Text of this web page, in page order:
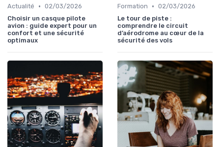
Actualité • 02/03/2026
Choisir un casque pilote
avion : guide expert pour un
confort et une sécurité
optimaux
Formation • 02/03/2026
Le tour de piste :
comprendre le circuit
d’aérodrome au cœur de la
sécurité des vols